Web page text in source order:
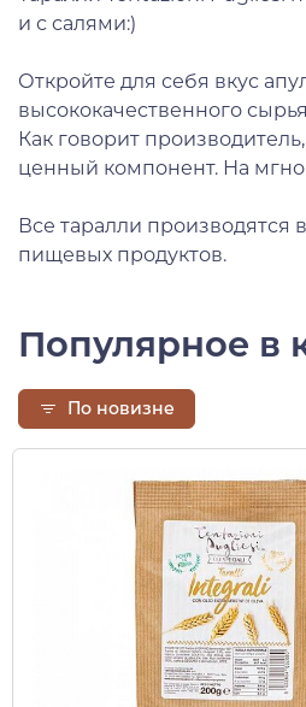
и с салями:)
Откройте для себя вкус
высококачественного
Как говорит
ценный компонент. На
Все таралли
пищевых продуктов.
Популярное в
По новизне